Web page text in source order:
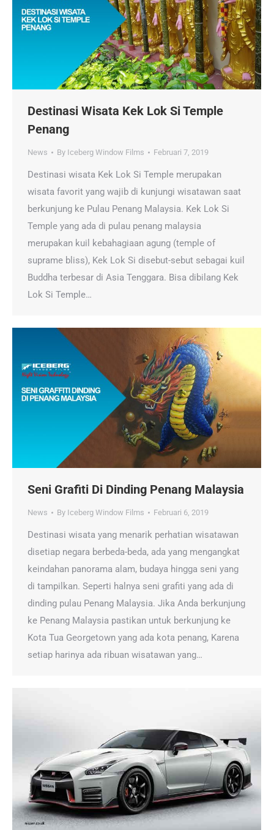
Destinasi Wisata Kek Lok Si Temple
Penang
News By Iceberg Window Films Februari 7, 2019
Destinasi wisata Kek Lok Si Temple merupakan
wisata favorit yang wajib di kunjungi wisatawan saat
berkunjung ke Pulau Penang Malaysia. Kek Lok Si
Temple yang ada di pulau penang malaysia
merupakan kuil kebahagiaan agung (temple of
suprame bliss), Kek Lok Si disebut-sebut sebagai kuil
Buddha terbesar di Asia Tenggara. Bisa dibilang Kek
Lok Si Temple…
Seni Grafiti Di Dinding Penang Malaysia
News By Iceberg Window Films Februari 6, 2019
Destinasi wisata yang menarik perhatian wisatawan
disetiap negara berbeda-beda, ada yang mengangkat
keindahan panorama alam, budaya hingga seni yang
di tampilkan. Seperti halnya seni grafiti yang ada di
dinding pulau Penang Malaysia. Jika Anda berkunjung
ke Penang Malaysia pastikan untuk berkunjung ke
Kota Tua Georgetown yang ada kota penang, Karena
setiap harinya ada ribuan wisatawan yang…